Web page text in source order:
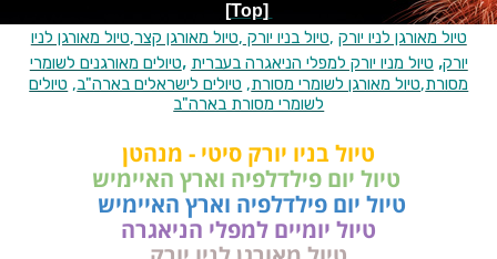
[Top]
טיול יום פילדלפיה וארץ האיימיש
טיול יום פילדלפיה וארץ האיימיש
טיול בניו יורק סיטי - מנהטן
טיול יומיים למפלי הניאגרה
טיול מאורגן לניו יורק ,טיול בניו יורק ,טיול מאורגן קצר,טיול מאורגן לניו
יורק, טיול מניו יורק למפלי הניאגרה בעברית ,טיולים מאורגנים לשומרי
מסורת,טיול מאורגן לשומרי מסורת, טיולים לישראלים בארה"ב, טיולים
לשומרי מסורת בארה"ב